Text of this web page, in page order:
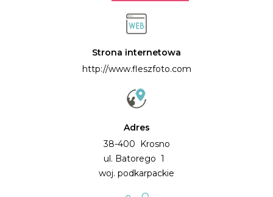
Strona internetowa
http://www.fleszfoto.com
Adres
38-400 Krosno
ul. Batorego 1
woj. podkarpackie